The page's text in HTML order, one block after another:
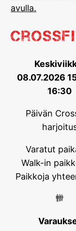
avulla.
08.07.2026
16:30
Päivän
Varatut
Walk-in
Paikkoja